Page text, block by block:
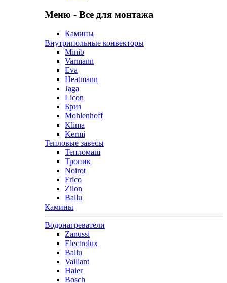
Меню - Все для монтажа
Камины
Внутрипольные конвекторы
Minib
Varmann
Eva
Heatmann
Jaga
Licon
Бриз
Mohlenhoff
Klima
Kermi
Тепловые завесы
Тепломаш
Тропик
Noirot
Frico
Zilon
Ballu
Камины
Водонагреватели
Zanussi
Electrolux
Ballu
Vaillant
Haier
Bosch